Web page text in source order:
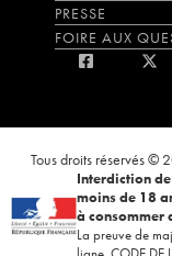
PRESSE
FOIRE AUX
Tous droits réservés ©
Interdiction
moins de 18
à consommer
La preuve de